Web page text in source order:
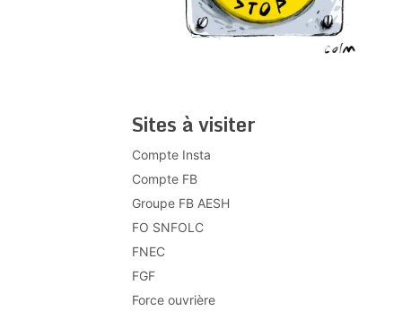
Sites à visiter
Compte Insta
Compte FB
Groupe FB AESH
FO SNFOLC
FNEC
FGF
Force ouvrière